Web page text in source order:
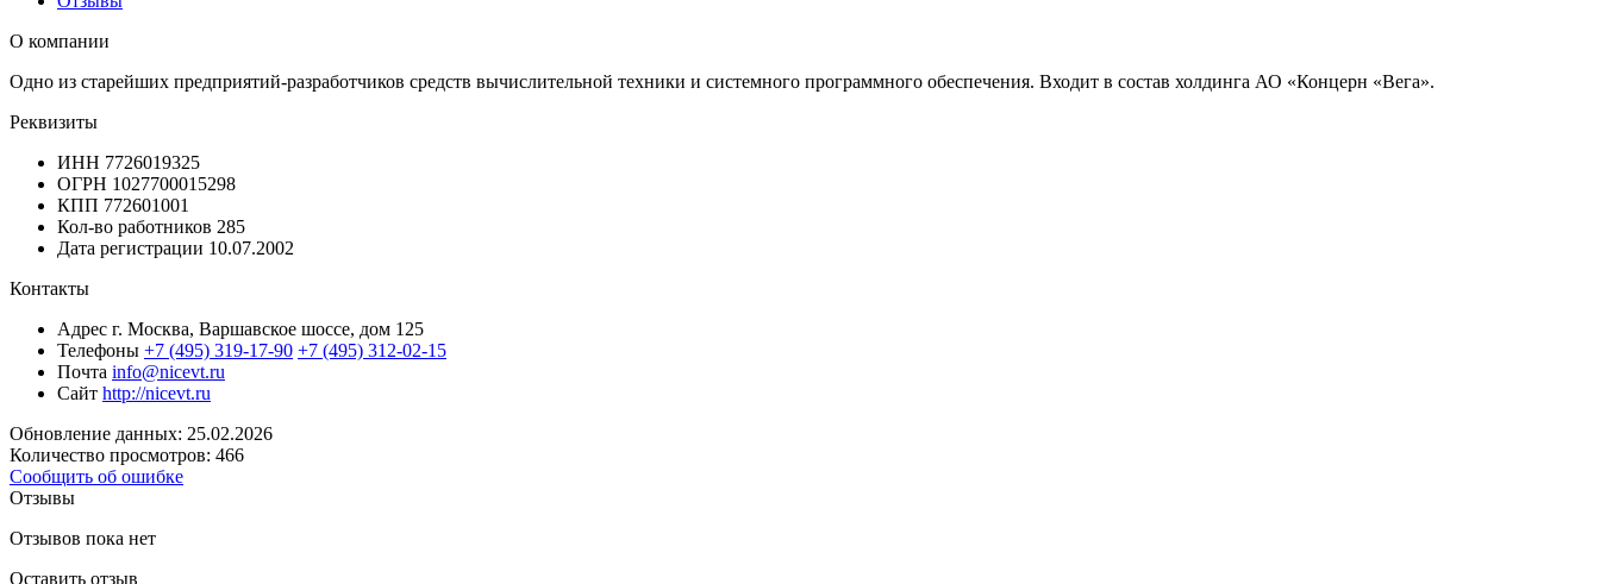
О компании
Одно из старейших предприятий-разработчиков средств вычислительной техники и системного программного обеспечения. Входит в состав холдинга АО «Концерн «Вега».
Реквизиты
ИНН 7726019325
ОГРН 1027700015298
КПП 772601001
Кол-во работников 285
Дата регистрации 10.07.2002
Контакты
Адрес г. Москва, Варшавское шоссе, дом 125
Телефоны +7 (495) 319-17-90 +7 (495) 312-02-15
Почта info@nicevt.ru
Сайт http://nicevt.ru
Обновление данных: 25.02.2026
Количество просмотров: 466
Сообщить об ошибке
Отзывы
Отзывов пока нет
Оставить отзыв